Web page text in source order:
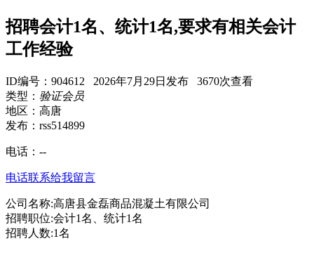
招聘会计1名、统计1名,要求有相关会计
工作经验
ID编号：904612 2026年7月29日发布 3670次查看
类型： 验证会员
地区：高唐
发布：rss514899
电话： --
电话联系给我留言
公司名称:高唐县金磊商品混凝土有限公司
招聘职位:会计1名、统计1名
招聘人数:1名